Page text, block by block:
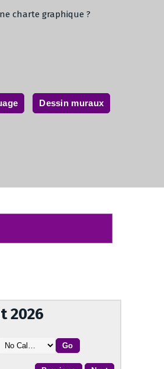
charte graphique ?
Dessin muraux
2026